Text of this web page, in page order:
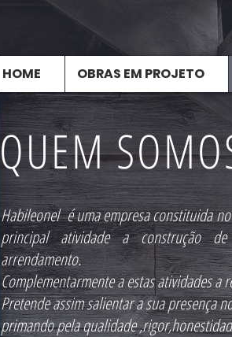
HOME OBRAS EM PROJETO
QUEM
Habileonel é uma empresa constituida
principal atividade a construção
arrendamento.
Complementarmente a estas atividades a
Pretende assim salientar a sua presença
primando pela qualidade